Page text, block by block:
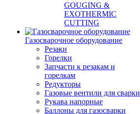
GOUGING &
EXOTHERMIC
CUTTING
Газосварочное оборудование
Резаки
Горелки
Запчасти к резакам и
горелкам
Редукторы
Газовые вентили для сварки
Рукава напорные
Баллоны для газосварки